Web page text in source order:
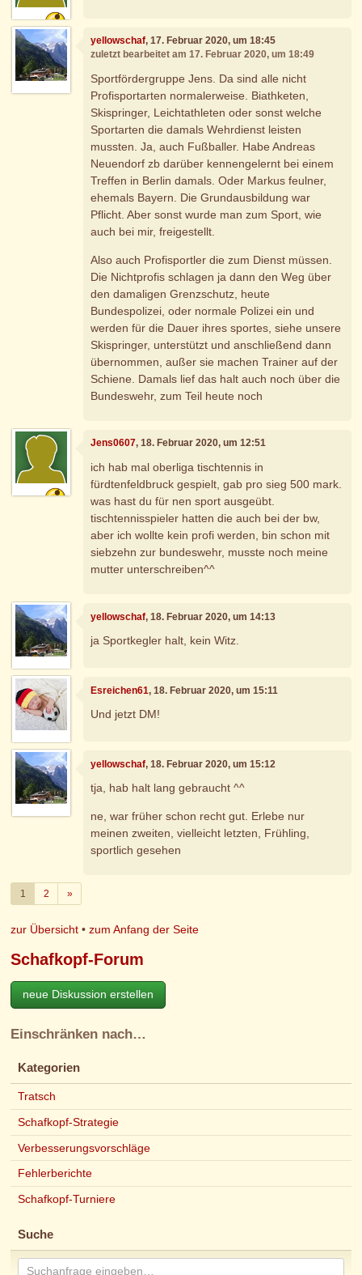
yellowschaf, 17. Februar 2020, um 18:45
zuletzt bearbeitet am 17. Februar 2020, um 18:49
Sportfördergruppe Jens. Da sind alle nicht
Profisportarten normalerweise. Biathketen,
Skispringer, Leichtathleten oder sonst welche
Sportarten die damals Wehrdienst leisten
mussten. Ja, auch Fußballer. Habe Andreas
Neuendorf zb darüber kennengelernt bei einem
Treffen in Berlin damals. Oder Markus feulner,
ehemals Bayern. Die Grundausbildung war
Pflicht. Aber sonst wurde man zum Sport, wie
auch bei mir, freigestellt.
Also auch Profisportler die zum Dienst müssen.
Die Nichtprofis schlagen ja dann den Weg über
den damaligen Grenzschutz, heute
Bundespolizei, oder normale Polizei ein und
werden für die Dauer ihres sportes, siehe unsere
Skispringer, unterstützt und anschließend dann
übernommen, außer sie machen Trainer auf der
Schiene. Damals lief das halt auch noch über die
Bundeswehr, zum Teil heute noch
Jens0607, 18. Februar 2020, um 12:51
ich hab mal oberliga tischtennis in
fürdtenfeldbruck gespielt, gab pro sieg 500 mark.
was hast du für nen sport ausgeübt.
tischtennisspieler hatten die auch bei der bw,
aber ich wollte kein profi werden, bin schon mit
siebzehn zur bundeswehr, musste noch meine
mutter unterschreiben^^
yellowschaf, 18. Februar 2020, um 14:13
ja Sportkegler halt, kein Witz.
Esreichen61, 18. Februar 2020, um 15:11
Und jetzt DM!
yellowschaf, 18. Februar 2020, um 15:12
tja, hab halt lang gebraucht ^^
ne, war früher schon recht gut. Erlebe nur
meinen zweiten, vielleicht letzten, Frühling,
sportlich gesehen
1 2 »Weiter
zur Übersicht •zum Anfang der Seite
Schafkopf-Forum
neue Diskussion erstellen
Einschränken nach…
Kategorien
Tratsch
Schafkopf-Strategie
Verbesserungsvorschläge
Fehlerberichte
Schafkopf-Turniere
Suche